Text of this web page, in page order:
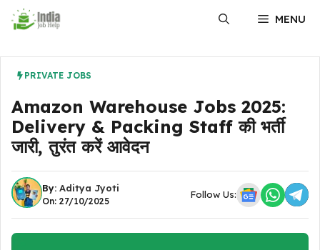
MENU
PRIVATE JOBS
Amazon Warehouse Jobs 2025:
Delivery & Packing Staff की भर्ती
जारी, तुरंत करें आवेदन
By: Aditya Jyoti
On: 27/10/2025
Follow Us: